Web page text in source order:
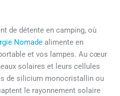
de détente en camping, où
Nomade alimente en
et vos lampes. Au cœur
solaires et leurs cellules
de silicium monocristallin ou
le rayonnement solaire